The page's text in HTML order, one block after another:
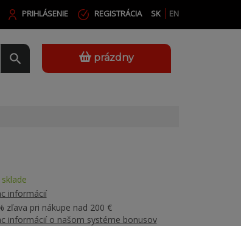
SK EN
PRIHLÁSENIE REGISTRÁCIA
prázdny
informácií
zľava pri nákupe nad 200 €
informácií o našom systéme bonusov